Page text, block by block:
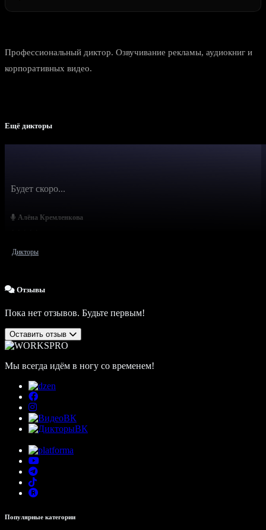
Профессиональный диктор. Озвучивание рекламы, аудиокниг и
корпоративных видео.
Ещё дикторы
Алёна Кремленкова
Будет скоро...
Дикторы
Отзывы
Пока нет отзывов. Будьте первым!
Оставить отзыв
Мы всегда идём в ногу со временем!
Популярные категории